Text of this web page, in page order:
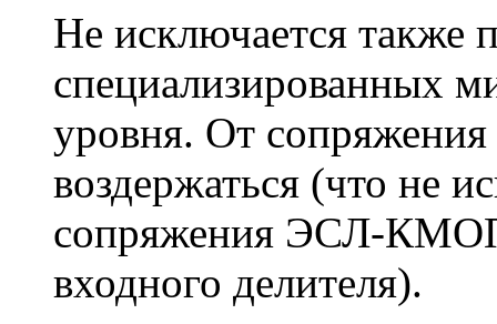
Не исключается также
специализированных
уровня. От
воздержаться (что не
сопряжения ЭСЛ-
входного делителя).